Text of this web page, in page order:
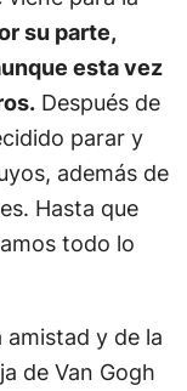
su parte,
esta vez
Después de
parar y
además de
Hasta que
todo lo
amistad y de la
de Van Gogh